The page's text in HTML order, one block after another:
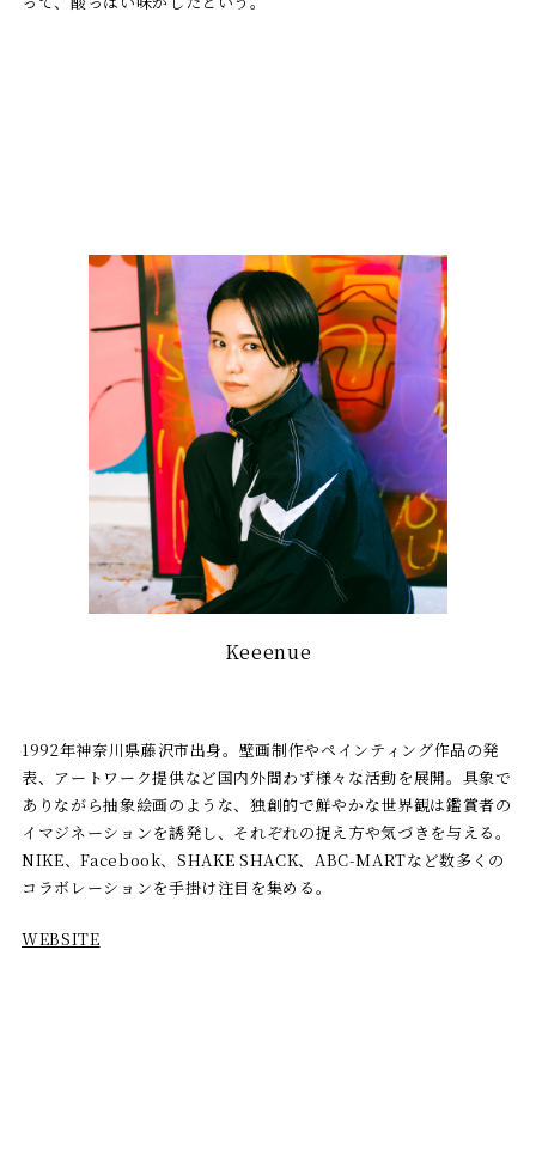
Keeenue
1992年神奈川県藤沢市出身。壁画制作やペインティング作品の発
表、アートワーク提供など国内外問わず様々な活動を展開。具象で
ありながら抽象絵画のような、独創的で鮮やかな世界観は鑑賞者の
イマジネーションを誘発し、それぞれの捉え方や気づきを与える。
NIKE、Facebook、SHAKE SHACK、ABC-MARTなど数多くの
コラボレーションを手掛け注目を集める。
WEBSITE